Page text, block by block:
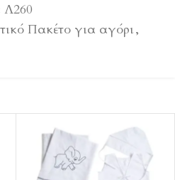
Λ260
Πακέτο για αγόρι,